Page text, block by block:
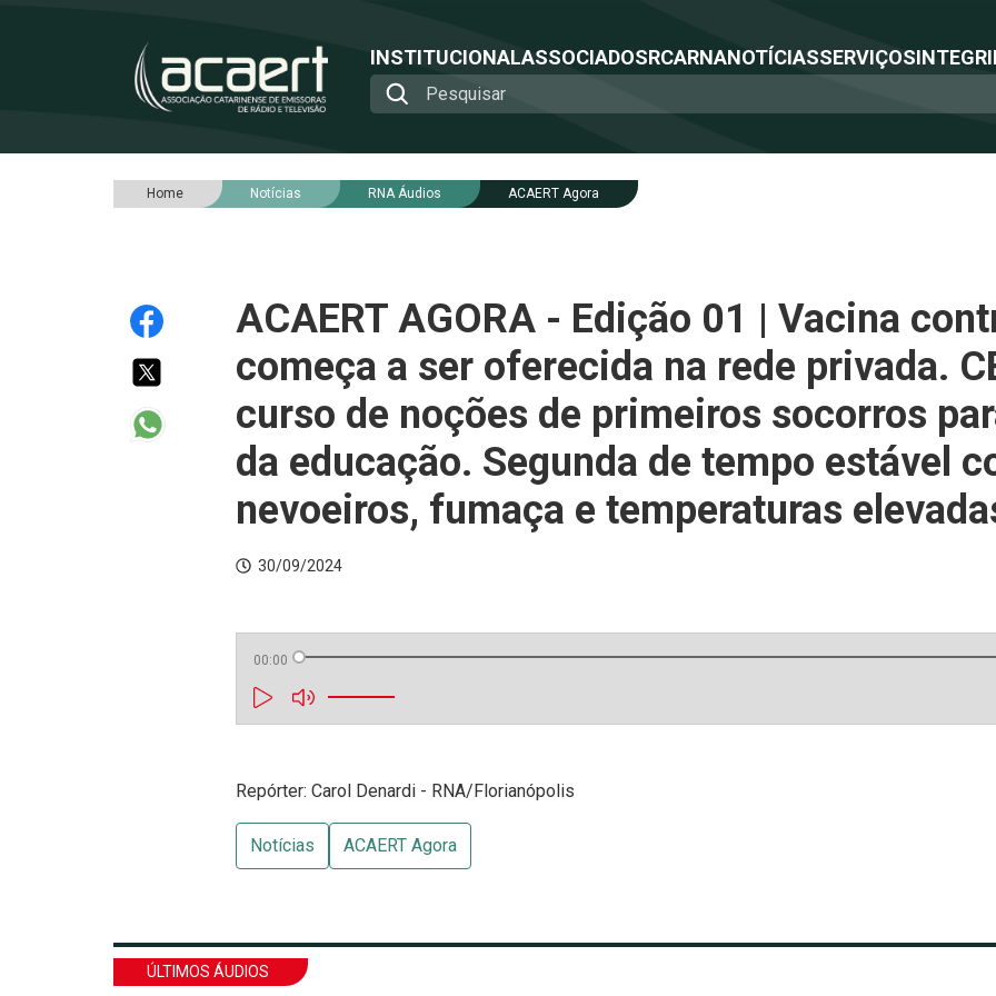
INSTITUCIONALASSOCIADOSRCARNANOTÍCIASSERVIÇOS
Home Notícias RNA Áudios ACAERT Agora
ACAERT AGORA - Edição 01 | Vacina
começa a ser oferecida na rede privada.
curso de noções de primeiros socorros
da educação. Segunda de tempo estável
nevoeiros, fumaça e temperaturas
30/09/2024
00:00
Repórter: Carol Denardi - RNA/Florianópolis
Notícias ACAERT Agora
ÚLTIMOS ÁUDIOS